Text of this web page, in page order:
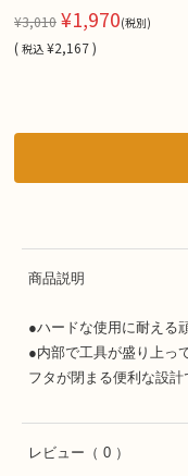
¥3,010 ¥1,970(税別)
( 税込 ¥2,167 )
商品説明
●ハードな使用に耐える
●内部で工具が盛り上っ
フタが閉まる便利な設計
レビュー （ 0 ）